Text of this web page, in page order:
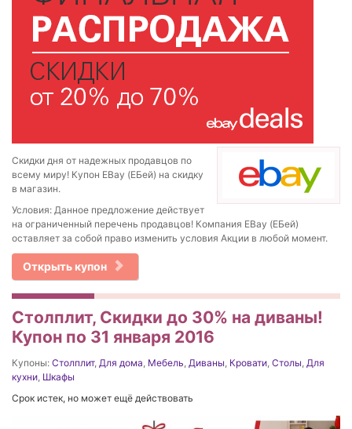
Скидки дня от надежных продавцов по
всему миру! Купон EBay (ЕБей) на скидку
в магазин.
Условия: Данное предложение действует
на ограниченный перечень продавцов! Компания EBay (ЕБей)
оставляет за собой право изменить условия Акции в любой момент.
Открыть купон
Столплит, Скидки до 30% на диваны!
Купон по 31 января 2016
Купоны: Столплит, Для дома, Мебель, Диваны, Кровати, Столы, Для
кухни, Шкафы
Срок истек, но может ещё действовать